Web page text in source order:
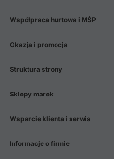
Współpraca hurtowa i MŚP
Okazja i promocja
Struktura strony
Sklepy marek
Wsparcie klienta i serwis
Informacje o firmie